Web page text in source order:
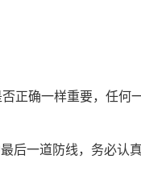
正确一样重要，任何
后一道防线，务必认真